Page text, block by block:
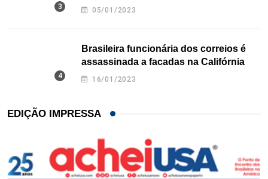
Texas
05/01/2023
Brasileira funcionária dos correios é
assassinada a facadas na Califórnia
16/01/2023
EDIÇÃO IMPRESSA